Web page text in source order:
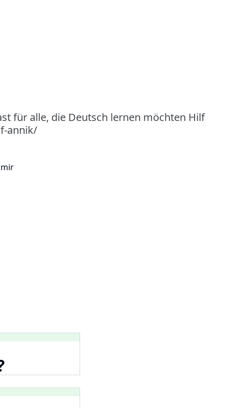
für alle, die Deutsch lernen möchten Hilf
annik/